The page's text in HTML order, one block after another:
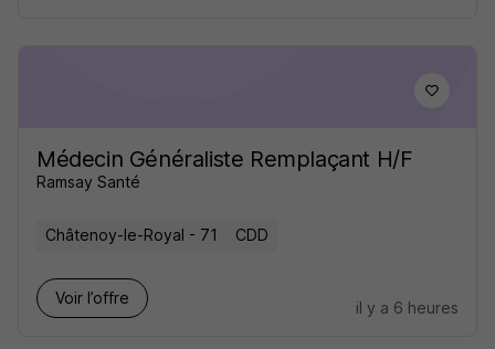
Médecin Généraliste Remplaçant H/F
Ramsay Santé
Châtenoy-le-Royal - 71 CDD
Voir l’offre
il y a 6 heures